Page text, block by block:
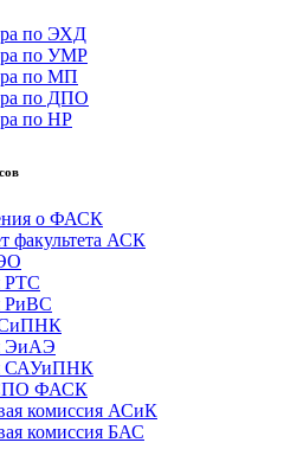
по ЭХД
по УМР
по МП
по ДПО
по НР
о ФАСК
факультета АСК
РТС
РиВС
ЭиАЭ
САУиПНК
ФАСК
комиссия АСиК
комиссия БАС